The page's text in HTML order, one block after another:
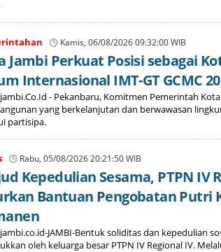
Kamis, 06/08/2026 09:32:00 WIB
Jambi Perkuat Posisi sebagai
Internasional IMT-GT GCMC
- Pekanbaru, Komitmen Pemerintah
yang berkelanjutan dan berwawasan
partisipa.
Rabu, 05/08/2026 20:21:50 WIB
Kepedulian Sesama, PTPN IV
Bantuan Pengobatan Putri
JAMBI-Bentuk soliditas dan kepedulian
oleh keluarga besar PTPN IV Regional IV.